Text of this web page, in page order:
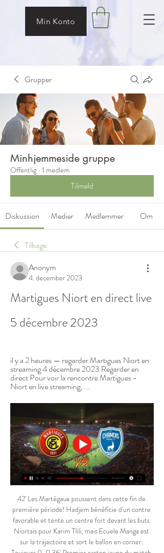
Min Konto
Grupper
Minhjemmeside gruppe
Offentlig · 1 medlem
Tilmeld
Diskussion Medier Medlemmer Om
Tilbage
Anonym
4. december 2023
Martigues Niort en direct live
5 décembre 2023
il y a 2 heures — regarder Martigues Niort en
streaming 4 décembre 2023 Regarder en
direct Pour voir la rencontre Martigues -
Niort en live streaming, ...
42' Les Martégaux poussent dans cette fin de
première période! Hadjem bénéficie d'un contre
favorable et tente un centre fort devant les buts
Niortais pour Karim Tlili, mais Ecuele Manga est
sur la trajectoire et sort le ballon en corner.